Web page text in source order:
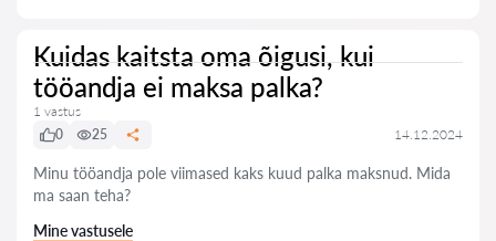
Kuidas kaitsta oma õigusi, kui
tööandja ei maksa palka?
1 vastus
0
25 14.12.2024
Minu tööandja pole viimased kaks kuud palka maksnud. Mida
ma saan teha?
Mine vastusele